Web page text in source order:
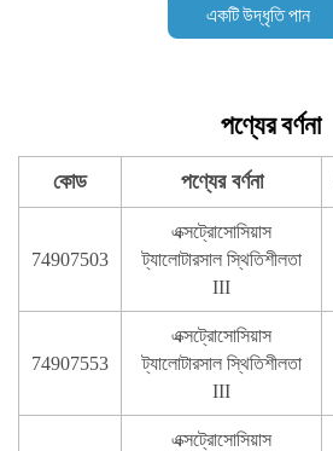
একটি উদ্ধৃতি পান
পণ্যের বর্ণনা
কোড পণ্যের বর্ণনা
74907503
এক্সট্রোসোসিয়াস
ট্যালোটারসাল স্থিতিশীলতা
III
74907553
এক্সট্রোসোসিয়াস
ট্যালোটারসাল স্থিতিশীলতা
III
এক্সট্রোসোসিয়াস